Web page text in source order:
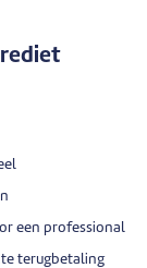
een professional
terugbetaling